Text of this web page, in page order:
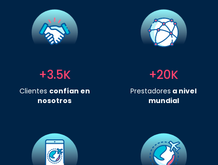
+3.5K
Clientes confían en
nosotros
+20K
Prestadores a nivel
mundial